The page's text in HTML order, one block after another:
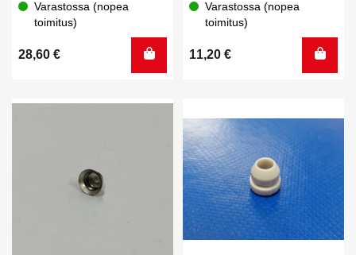
Varastossa (nopea
toimitus)
28,60 €
Varastossa (nopea
toimitus)
11,20 €